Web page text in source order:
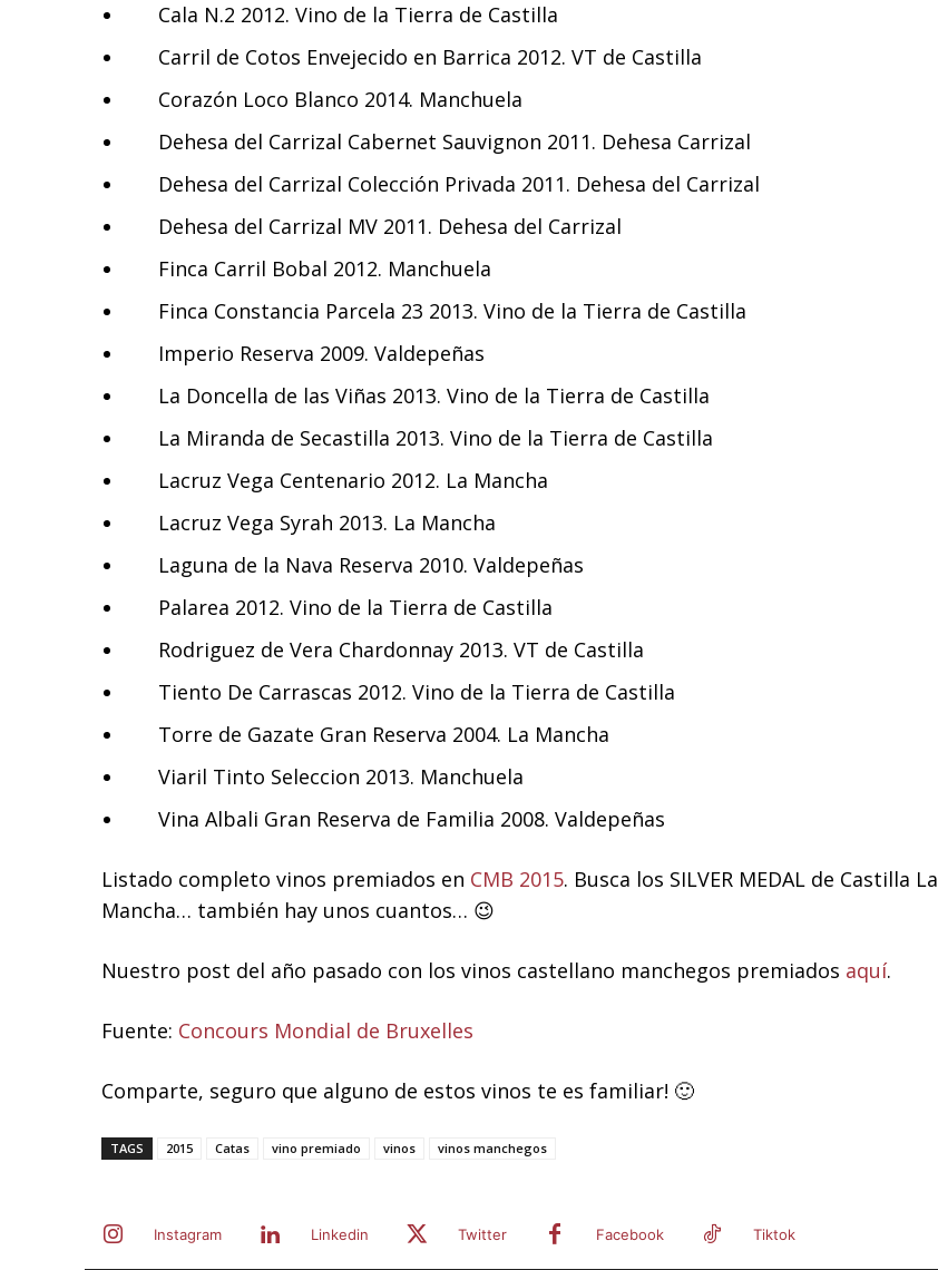
Cala N.2 2012. Vino de la Tierra de Castilla
Carril de Cotos Envejecido en Barrica 2012. VT de Castilla
Corazón Loco Blanco 2014. Manchuela
Dehesa del Carrizal Cabernet Sauvignon 2011. Dehesa Carrizal
Dehesa del Carrizal Colección Privada 2011. Dehesa del Carrizal
Dehesa del Carrizal MV 2011. Dehesa del Carrizal
Finca Carril Bobal 2012. Manchuela
Finca Constancia Parcela 23 2013. Vino de la Tierra de Castilla
Imperio Reserva 2009. Valdepeñas
La Doncella de las Viñas 2013. Vino de la Tierra de Castilla
La Miranda de Secastilla 2013. Vino de la Tierra de Castilla
Lacruz Vega Centenario 2012. La Mancha
Lacruz Vega Syrah 2013. La Mancha
Laguna de la Nava Reserva 2010. Valdepeñas
Palarea 2012. Vino de la Tierra de Castilla
Rodriguez de Vera Chardonnay 2013. VT de Castilla
Tiento De Carrascas 2012. Vino de la Tierra de Castilla
Torre de Gazate Gran Reserva 2004. La Mancha
Viaril Tinto Seleccion 2013. Manchuela
Vina Albali Gran Reserva de Familia 2008. Valdepeñas
Listado completo vinos premiados en CMB 2015. Busca los SILVER MEDAL de Castilla La
Mancha… también hay unos cuantos… 😉
Nuestro post del año pasado con los vinos castellano manchegos premiados aquí.
Fuente: Concours Mondial de Bruxelles
Comparte, seguro que alguno de estos vinos te es familiar! 🙂
TAGS 2015 Catas vino premiado vinos vinos manchegos
Instagram Linkedin Twitter Facebook Tiktok